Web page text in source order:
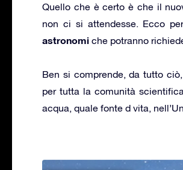
Quello che è certo è che il
non ci si attendesse. Ecco
astronomi che potranno
Ben si comprende, da tutto
per tutta la comunità
acqua, quale fonte d vita,